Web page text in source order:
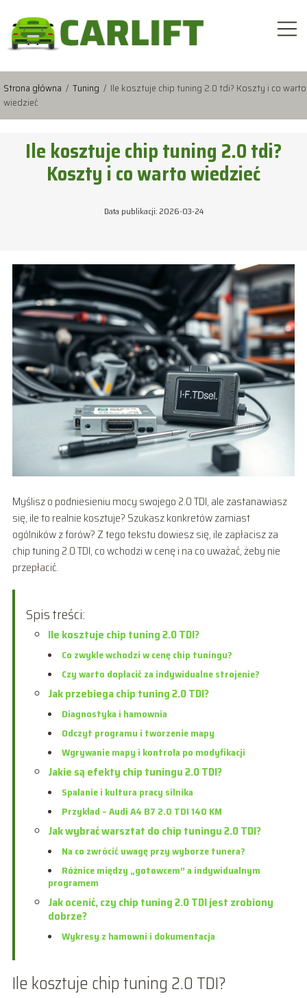
Strona główna / Tuning / Ile kosztuje chip tuning 2.0 tdi? Koszty i co warto
wiedzieć
Ile kosztuje chip tuning 2.0 tdi?
Koszty i co warto wiedzieć
Data publikacji: 2026-03-24
Myślisz o podniesieniu mocy swojego 2.0 TDI, ale zastanawiasz
się, ile to realnie kosztuje? Szukasz konkretów zamiast
ogólników z forów? Z tego tekstu dowiesz się, ile zapłacisz za
chip tuning 2.0 TDI, co wchodzi w cenę i na co uważać, żeby nie
przepłacić.
Spis treści:
Ile kosztuje chip tuning 2.0 TDI?
Co zwykle wchodzi w cenę chip tuningu?
Czy warto dopłacić za indywidualne strojenie?
Jak przebiega chip tuning 2.0 TDI?
Diagnostyka i hamownia
Odczyt programu i tworzenie mapy
Wgrywanie mapy i kontrola po modyfikacji
Jakie są efekty chip tuningu 2.0 TDI?
Spalanie i kultura pracy silnika
Przykład – Audi A4 B7 2.0 TDI 140 KM
Jak wybrać warsztat do chip tuningu 2.0 TDI?
Na co zwrócić uwagę przy wyborze tunera?
Różnice między „gotowcem” a indywidualnym
programem
Jak ocenić, czy chip tuning 2.0 TDI jest zrobiony
dobrze?
Wykresy z hamowni i dokumentacja
Ile kosztuje chip tuning 2.0 TDI?